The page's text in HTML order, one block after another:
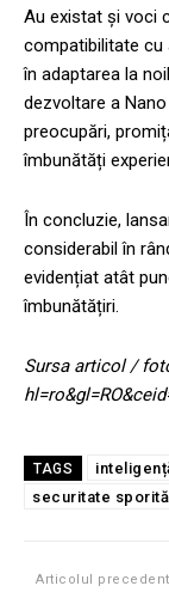
Au existat și voci
compatibilitate cu
în adaptarea la
dezvoltare a
preocupări,
îmbunătăți
În concluzie,
considerabil în
evidențiat atât
îmbunătățiri.
Sursa articol /
TAGS
securitate sporită
Articolul precedent